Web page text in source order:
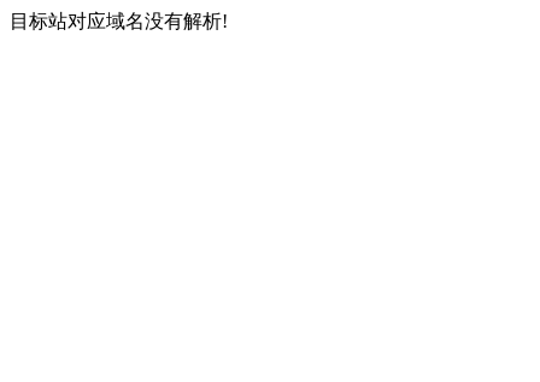
目标站对应域名没有解析!